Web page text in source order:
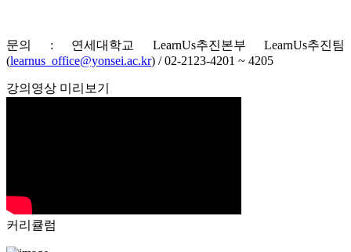
문의 : 연세대학교 LearnUs추진본부 LearnUs추진팀
(learnus_office@yonsei.ac.kr) / 02-2123-4201 ~ 4205
강의영상 미리보기
커리큘럼